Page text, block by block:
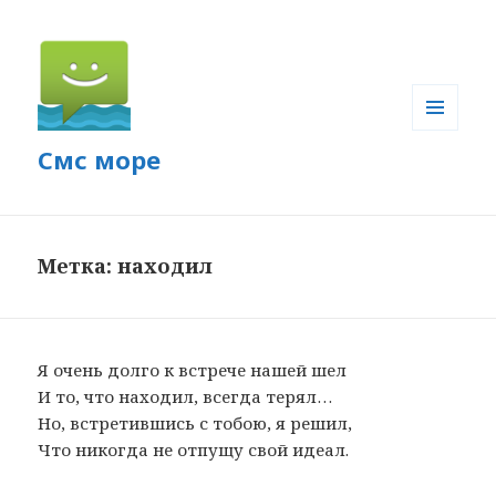
Смс море
Метка: находил
Я очень долго к встрече нашей шел
И то, что находил, всегда терял…
Но, встретившись с тобою, я решил,
Что никогда не отпущу свой идеал.